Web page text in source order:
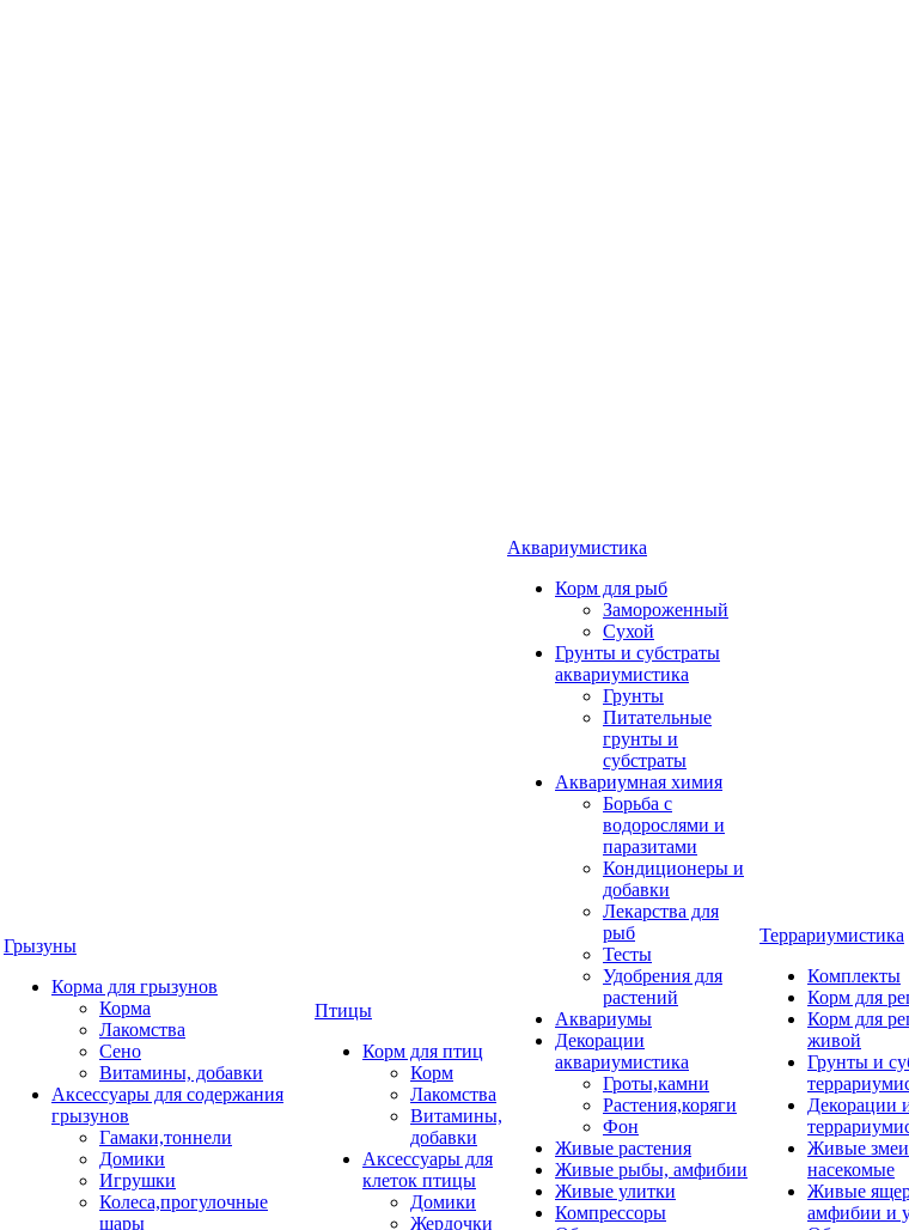
Грызуны
Корма для грызунов
Корма
Лакомства
Сено
Витамины, добавки
Аксессуары для содержания
грызунов
Гамаки,тоннели
Домики
Игрушки
Колеса,прогулочные
шары
Птицы
Корм для птиц
Корм
Лакомства
Витамины,
добавки
Аксессуары для
клеток птицы
Домики
Жердочки
Аквариумистика
Корм для рыб
Замороженный
Сухой
Грунты и субстраты
аквариумистика
Грунты
Питательные
грунты и
субстраты
Аквариумная химия
Борьба с
водорослями и
паразитами
Кондиционеры и
добавки
Лекарства для
рыб
Тесты
Удобрения для
растений
Аквариумы
Декорации
аквариумистика
Гроты,камни
Растения,коряги
Фон
Живые растения
Живые рыбы, амфибии
Живые улитки
Компрессоры
Террариумистика
Комплекты
Корм для
Корм для
живой
Грунты и
Декорации
Живые
насекомые
Живые
амфибии и